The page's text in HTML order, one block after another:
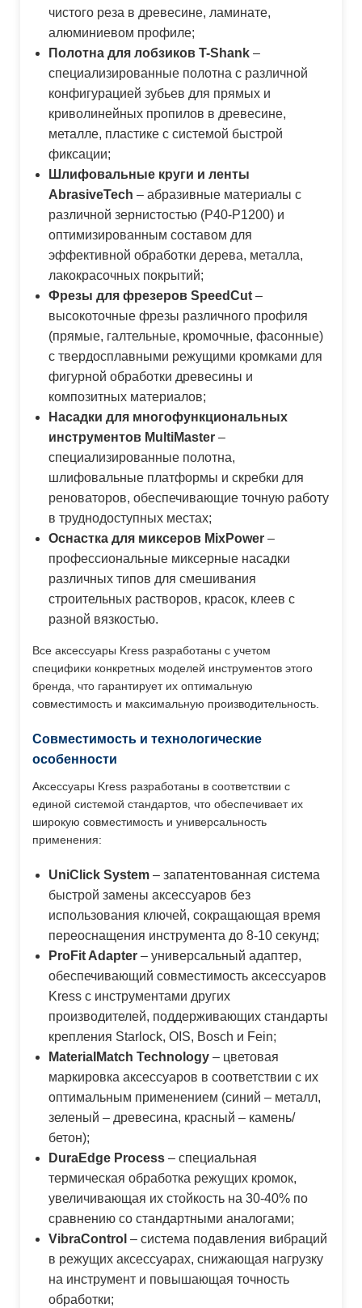
чистого реза в древесине, ламинате,
алюминиевом профиле;
Полотна для лобзиков T-Shank –
специализированные полотна с различной
конфигурацией зубьев для прямых и
криволинейных пропилов в древесине,
металле, пластике с системой быстрой
фиксации;
Шлифовальные круги и ленты
AbrasiveTech – абразивные материалы с
различной зернистостью (P40-P1200) и
оптимизированным составом для
эффективной обработки дерева, металла,
лакокрасочных покрытий;
Фрезы для фрезеров SpeedCut –
высокоточные фрезы различного профиля
(прямые, галтельные, кромочные, фасонные)
с твердосплавными режущими кромками для
фигурной обработки древесины и
композитных материалов;
Насадки для многофункциональных
инструментов MultiMaster –
специализированные полотна,
шлифовальные платформы и скребки для
реноваторов, обеспечивающие точную работу
в труднодоступных местах;
Оснастка для миксеров MixPower –
профессиональные миксерные насадки
различных типов для смешивания
строительных растворов, красок, клеев с
разной вязкостью.
Все аксессуары Kress разработаны с учетом
специфики конкретных моделей инструментов этого
бренда, что гарантирует их оптимальную
совместимость и максимальную производительность.
Совместимость и технологические
особенности
Аксессуары Kress разработаны в соответствии с
единой системой стандартов, что обеспечивает их
широкую совместимость и универсальность
применения:
UniClick System – запатентованная система
быстрой замены аксессуаров без
использования ключей, сокращающая время
переоснащения инструмента до 8-10 секунд;
ProFit Adapter – универсальный адаптер,
обеспечивающий совместимость аксессуаров
Kress с инструментами других
производителей, поддерживающих стандарты
крепления Starlock, OIS, Bosch и Fein;
MaterialMatch Technology – цветовая
маркировка аксессуаров в соответствии с их
оптимальным применением (синий – металл,
зеленый – древесина, красный – камень/
бетон);
DuraEdge Process – специальная
термическая обработка режущих кромок,
увеличивающая их стойкость на 30-40% по
сравнению со стандартными аналогами;
VibraControl – система подавления вибраций
в режущих аксессуарах, снижающая нагрузку
на инструмент и повышающая точность
обработки;